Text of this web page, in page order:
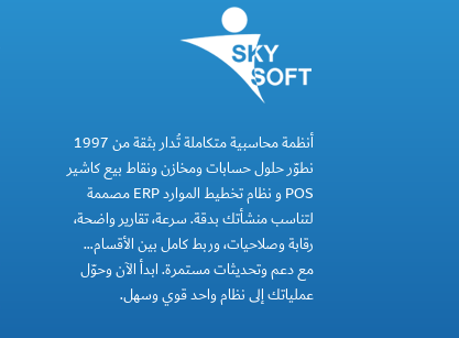
أنظمة محاسبية متكاملة تُدار بثقة من 1997
نطوّر حلول حسابات ومخازن ونقاط بيع كاشير
POS و نظام تخطيط الموارد ERP مصممة
لتناسب منشأتك بدقة. سرعة، تقارير واضحة،
رقابة وصلاحيات، وربط كامل بين الأقسام…
مع دعم وتحديثات مستمرة. ابدأ الآن وحوّل
عملياتك إلى نظام واحد قوي وسهل.